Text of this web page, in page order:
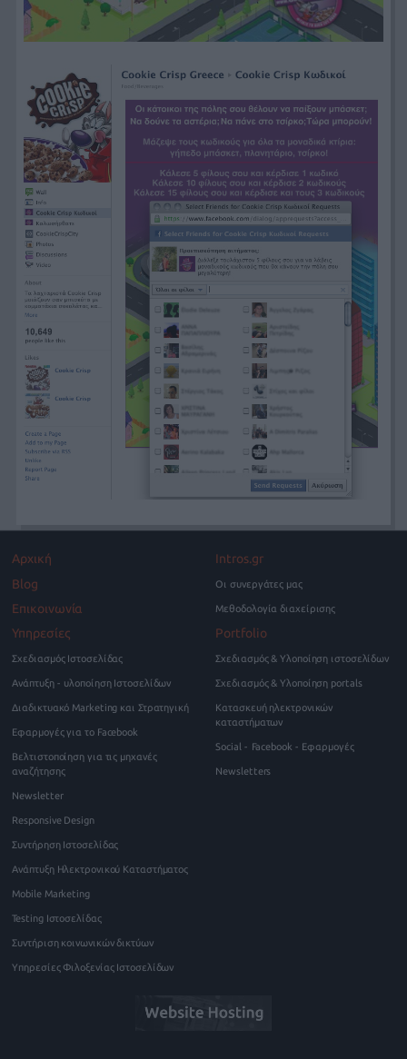
Αρχική
Blog
Επικοινωνία
Intros.gr
Οι συνεργάτες μας
Μεθοδολογία διαχείρισης
Υπηρεσίες
Σχεδιασμός Ιστοσελίδας
Ανάπτυξη - υλοποίηση Ιστοσελίδων
Διαδικτυακό Marketing και Στρατηγική
Εφαρμογές για το Facebook
Βελτιστοποίηση για τις μηχανές
αναζήτησης
Newsletter
Responsive Design
Συντήρηση Ιστοσελίδας
Ανάπτυξη Ηλεκτρονικού Καταστήματος
Mobile Marketing
Testing Ιστοσελίδας
Συντήριση κοινωνικών δικτύων
Υπηρεσίες Φιλοξενίας Ιστοσελίδων
Portfolio
Σχεδιασμός & Υλοποίηση ιστοσελίδων
Σχεδιασμός & Υλοποίηση portals
Κατασκευή ηλεκτρονικών
καταστήματων
Social - Facebook - Εφαρμογές
Newsletters